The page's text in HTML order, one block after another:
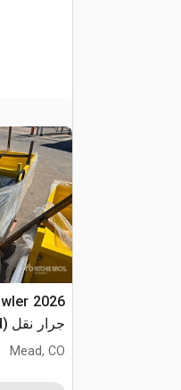
جرار نقل (Unused)
Mead, CO